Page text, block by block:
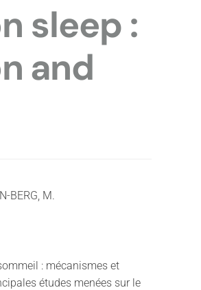
sleep :
and
BERG, M.
: mécanismes et
études menées sur le